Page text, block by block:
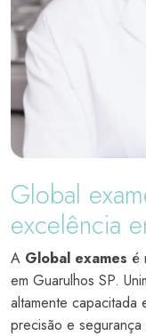
Global
excelência
A Global exames é
em Guarulhos SP.
altamente capacitada
precisão e segurança